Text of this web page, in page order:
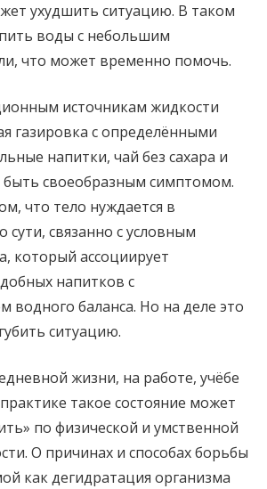
ухудшить ситуацию. В таком
воды с небольшим
что может временно помочь.
источникам жидкости
газировка с определёнными
напитки, чай без сахара и
своеобразным симптомом.
что тело нуждается в
сути, связанно с условным
который ассоциирует
напитков с
водного баланса. Но на деле это
ситуацию.
жизни, на работе, учёбе
такое состояние может
по физической и умственной
О причинах и способах борьбы
как дегидратация организма